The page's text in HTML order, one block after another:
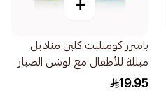
+
بامبرز كومبليت كلين مناديل
مبللة للأطفال مع لوشن الصبار
64قطعة
19.95